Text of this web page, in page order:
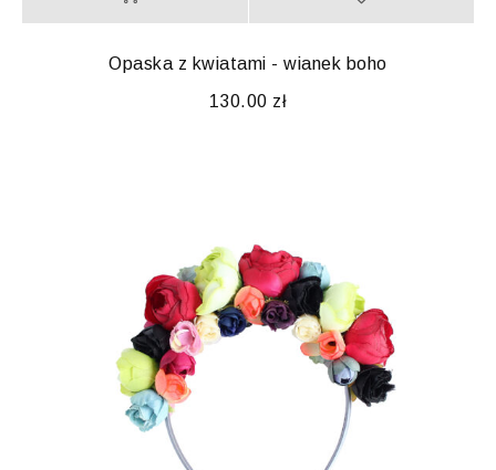
Opaska z kwiatami - wianek boho
130.00 zł